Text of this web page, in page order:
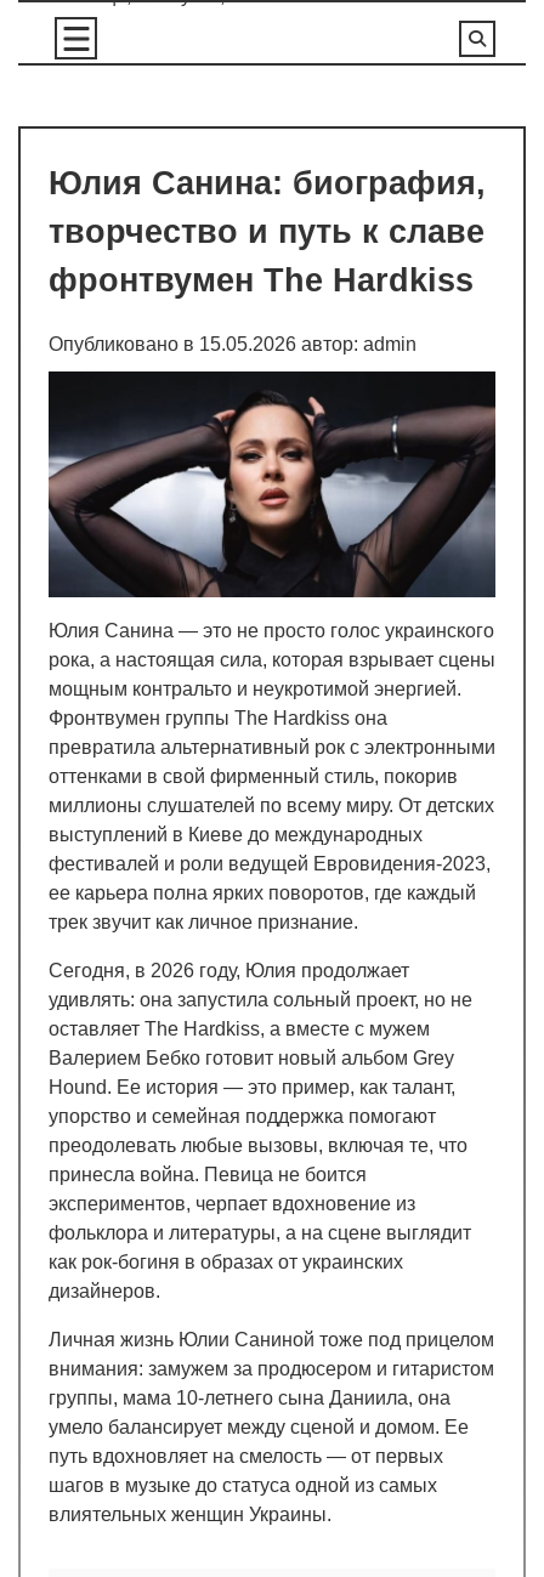
Перейти
содержимому
Юлия Санина: биография,
творчество и путь к славе
фронтвумен The Hardkiss
Опубликовано в 15.05.2026 автор: admin
Юлия Санина — это не просто голос украинского
рока, а настоящая сила, которая взрывает сцены
мощным контральто и неукротимой энергией.
Фронтвумен группы The Hardkiss она
превратила альтернативный рок с электронными
оттенками в свой фирменный стиль, покорив
миллионы слушателей по всему миру. От детских
выступлений в Киеве до международных
фестивалей и роли ведущей Евровидения-2023,
ее карьера полна ярких поворотов, где каждый
трек звучит как личное признание.
Сегодня, в 2026 году, Юлия продолжает
удивлять: она запустила сольный проект, но не
оставляет The Hardkiss, а вместе с мужем
Валерием Бебко готовит новый альбом Grey
Hound. Ее история — это пример, как талант,
упорство и семейная поддержка помогают
преодолевать любые вызовы, включая те, что
принесла война. Певица не боится
экспериментов, черпает вдохновение из
фольклора и литературы, а на сцене выглядит
как рок-богиня в образах от украинских
дизайнеров.
Личная жизнь Юлии Саниной тоже под прицелом
внимания: замужем за продюсером и гитаристом
группы, мама 10-летнего сына Даниила, она
умело балансирует между сценой и домом. Ее
путь вдохновляет на смелость — от первых
шагов в музыке до статуса одной из самых
влиятельных женщин Украины.